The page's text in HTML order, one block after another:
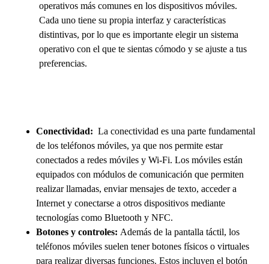
operativos más comunes en los dispositivos móviles.
Cada uno tiene su propia interfaz y características
distintivas, por lo que es importante elegir un sistema
operativo con el que te sientas cómodo y se ajuste a tus
preferencias.
Conectividad: La conectividad es una parte fundamental
de los teléfonos móviles, ya que nos permite estar
conectados a redes móviles y Wi-Fi. Los móviles están
equipados con módulos de comunicación que permiten
realizar llamadas, enviar mensajes de texto, acceder a
Internet y conectarse a otros dispositivos mediante
tecnologías como Bluetooth y NFC.
Botones y controles: Además de la pantalla táctil, los
teléfonos móviles suelen tener botones físicos o virtuales
para realizar diversas funciones. Estos incluyen el botón